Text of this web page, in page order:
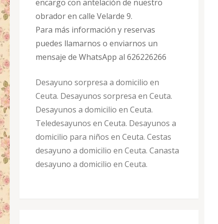
encargo con antelación de nuestro
obrador en calle Velarde 9.
Para más información y reservas
puedes llamarnos o enviarnos un
mensaje de WhatsApp al 626226266
Desayuno sorpresa a domicilio en
Ceuta. Desayunos sorpresa en Ceuta.
Desayunos a domicilio en Ceuta.
Teledesayunos en Ceuta. Desayunos a
domicilio para niños en Ceuta. Cestas
desayuno a domicilio en Ceuta. Canasta
desayuno a domicilio en Ceuta.